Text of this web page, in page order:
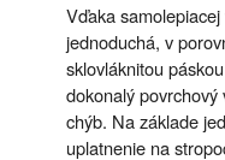
Vďaka
jednoduchá, v
sklovláknitou
dokonalý
chýb. Na základe
uplatnenie na